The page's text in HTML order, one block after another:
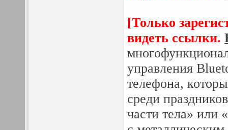
[Только
видеть ссылки.
управления
телефона,
среди
части тела» или